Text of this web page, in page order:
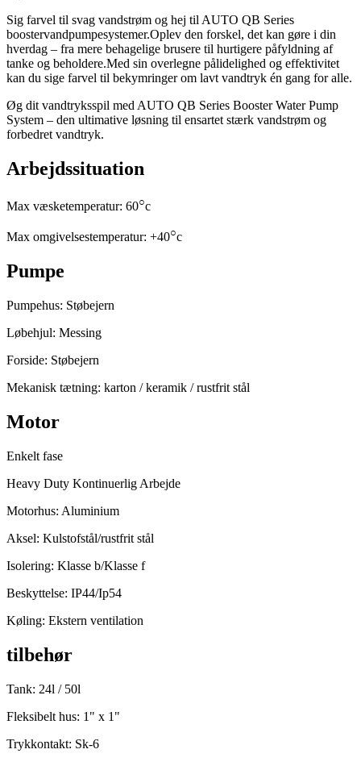
Sig farvel til svag vandstrøm og hej til AUTO QB Series
boostervandpumpesystemer.Oplev den forskel, det kan gøre i din
hverdag – fra mere behagelige brusere til hurtigere påfyldning af
tanke og beholdere.Med sin overlegne pålidelighed og effektivitet
kan du sige farvel til bekymringer om lavt vandtryk én gang for alle.
Øg dit vandtryksspil med AUTO QB Series Booster Water Pump
System – den ultimative løsning til ensartet stærk vandstrøm og
forbedret vandtryk.
Arbejdssituation
Max væsketemperatur: 60○c
Max omgivelsestemperatur: +40○c
Pumpe
Pumpehus: Støbejern
Løbehjul: Messing
Forside: Støbejern
Mekanisk tætning: karton / keramik / rustfrit stål
Motor
Enkelt fase
Heavy Duty Kontinuerlig Arbejde
Motorhus: Aluminium
Aksel: Kulstofstål/rustfrit stål
Isolering: Klasse b/Klasse f
Beskyttelse: IP44/Ip54
Køling: Ekstern ventilation
tilbehør
Tank: 24l / 50l
Fleksibelt hus: 1" x 1"
Trykkontakt: Sk-6